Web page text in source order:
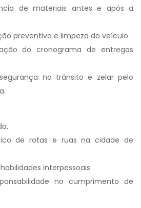
de materiais antes e após a
preventiva e limpeza do veículo.
do cronograma de entregas
no trânsito e zelar pelo
de rotas e ruas na cidade de
interpessoais.
no cumprimento de